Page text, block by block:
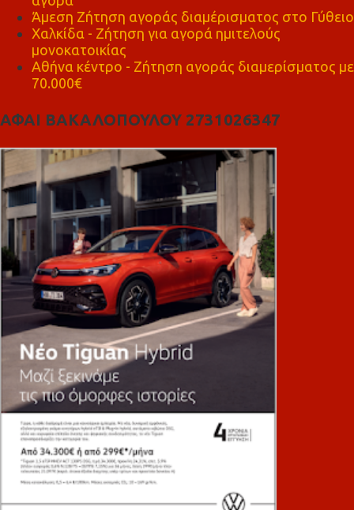
Άμεση Ζήτηση αγοράς διαμέρισματος στο Γύθειο
Χαλκίδα - Ζήτηση για αγορά ημιτελούς
μονοκατοικίας
Αθήνα κέντρο - Ζήτηση αγοράς διαμερίσματος με
70.000€
ΑΦΑΙ ΒΑΚΑΛΟΠΟΥΛΟΥ 2731026347